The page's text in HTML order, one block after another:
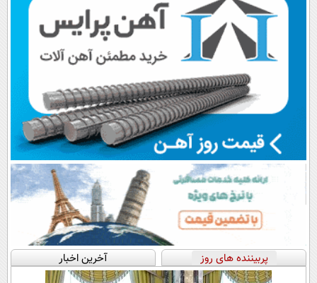
پربیننده های روز آخرین اخبار